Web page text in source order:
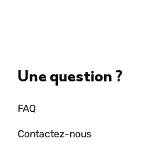
Une question ?
FAQ
Contactez-nous